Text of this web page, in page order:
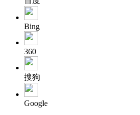
Bing
360
搜狗
Google